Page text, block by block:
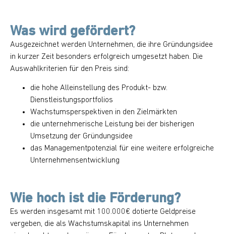
Was wird gefördert?
Ausgezeichnet werden Unternehmen, die ihre Gründungsidee
in kurzer Zeit besonders erfolgreich umgesetzt haben. Die
Auswahlkriterien für den Preis sind:
die hohe Alleinstellung des Produkt- bzw.
Dienstleistungsportfolios
Wachstumsperspektiven in den Zielmärkten
die unternehmerische Leistung bei der bisherigen
Umsetzung der Gründungsidee
das Managementpotenzial für eine weitere erfolgreiche
Unternehmensentwicklung
Wie hoch ist die Förderung?
Es werden insgesamt mit 100.000€ dotierte Geldpreise
vergeben, die als Wachstumskapital ins Unternehmen